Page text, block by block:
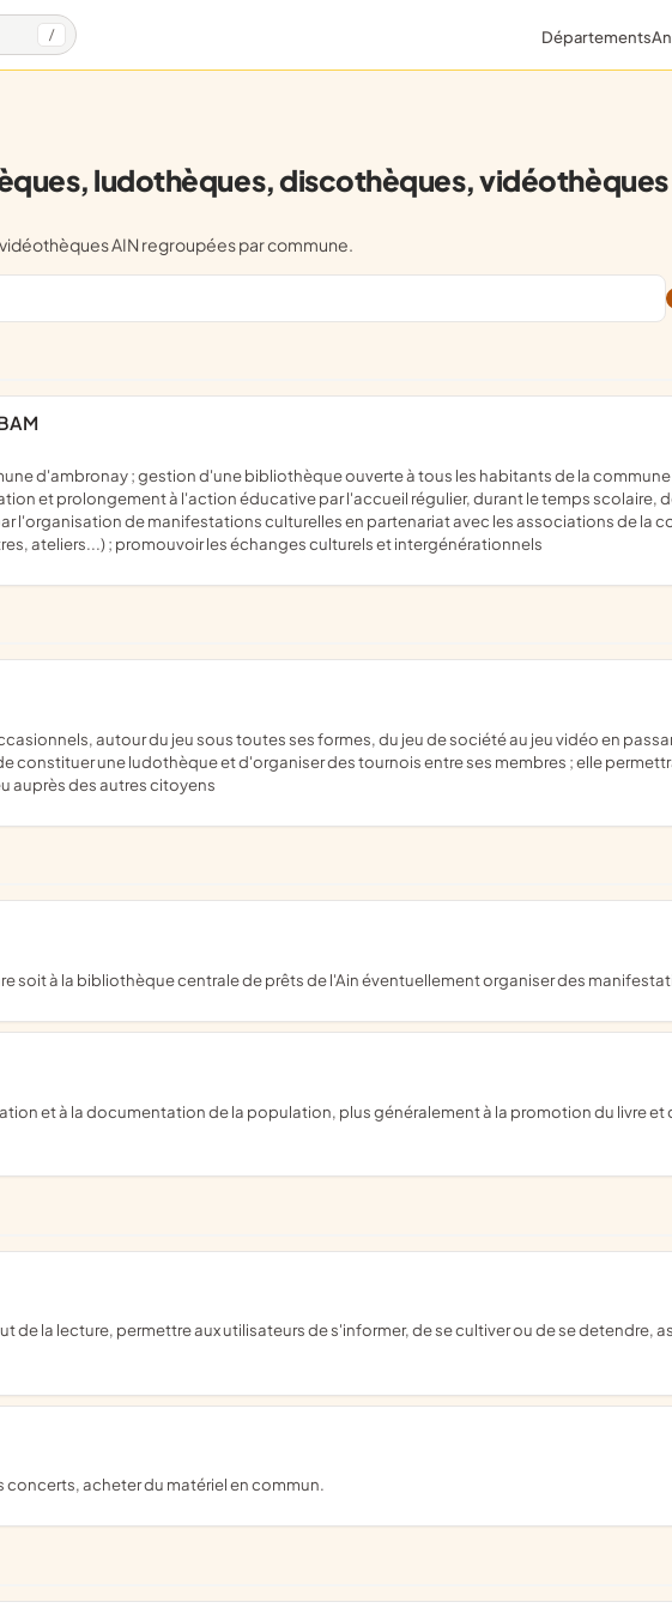
/ Départements
ludothèques, discothèques, vidéothèques
AIN regroupées par commune.
et prolongement à l'action éducative par l'accueil régulier, durant le temps scolaire,
l'organisation de manifestations culturelles en partenariat avec les associations de la
ateliers...) ; promouvoir les échanges culturels et intergénérationnels
constituer une ludothèque et d'organiser des tournois entre ses membres ; elle
auprès des autres citoyens
soit à la bibliothèque centrale de prêts de l'Ain éventuellement organiser des
concerts, acheter du matériel en commun.